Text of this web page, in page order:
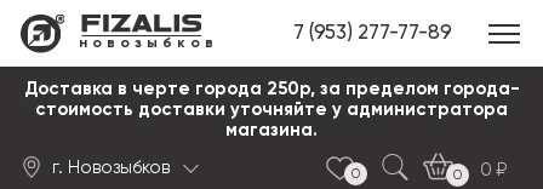
новозыбков 7 (953) 277-77-89
Доставка в черте города 250р, за пределом города-
стоимость доставки уточняйте у администратора
магазина.
г. Новозыбков 0 0
0